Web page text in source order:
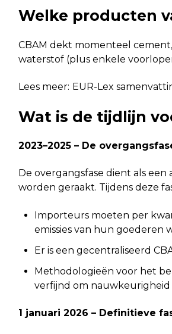
Welke producten
CBAM dekt momenteel
waterstof (plus enkele
Lees meer: EUR-Lex
Wat is de tijdlijn
2023–2025 – De
De overgangsfase dient als een
worden geraakt. Tijdens deze
Importeurs moeten per
emissies van hun goederen
Er is een gecentraliseerd
Methodologieën voor het
verfijnd om nauwkeurigheid
1 januari 2026 – Definitieve